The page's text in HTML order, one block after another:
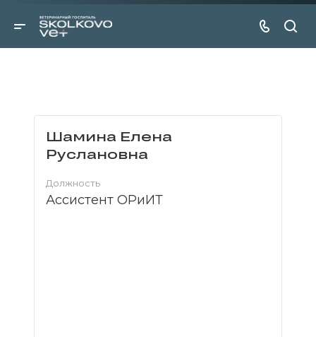
Шамина Елена
Руслановна
Должность
Ассистент ОРиИТ